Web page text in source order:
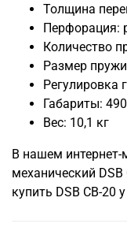
Толщина
Перфорация:
Количество
Размер
Регулировка
Габариты:
Вес: 10,1 кг
В нашем интернет-
механический
купить DSB CB-20